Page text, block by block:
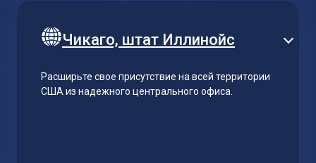
Чикаго, штат Иллинойс
Расширьте свое присутствие на всей территории
США из надежного центрального офиса.